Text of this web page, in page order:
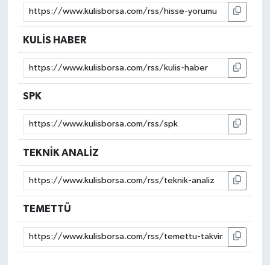
KULİS HABER
SPK
TEKNİK ANALİZ
TEMETTÜ